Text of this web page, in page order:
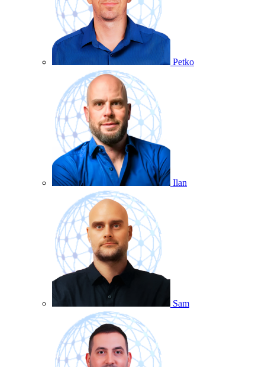
Petko
Ilan
Sam